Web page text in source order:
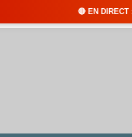
🔴 EN DIRECT : SUNUKER